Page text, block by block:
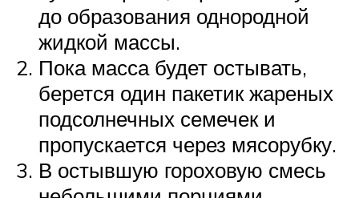
до образования однородной
жидкой массы.
Пока масса будет остывать,
берется один пакетик жареных
подсолнечных семечек и
пропускается через мясорубку.
В остывшую гороховую смесь